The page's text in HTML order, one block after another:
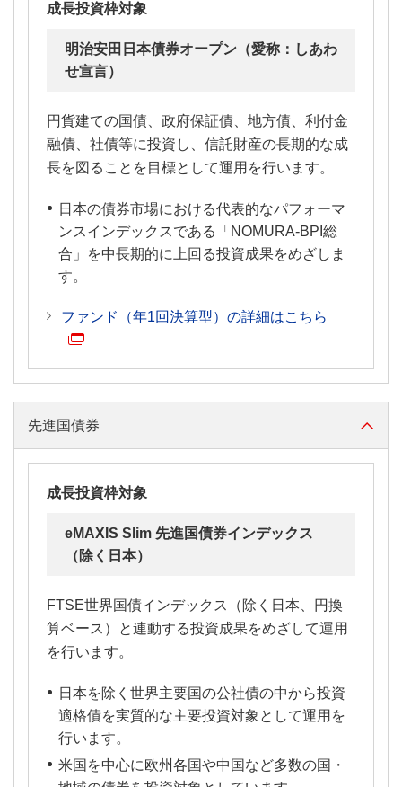
成長投資枠対象
明治安田日本債券オープン（愛称：しあわ
せ宣言）
円貨建ての国債、政府保証債、地方債、利付金
融債、社債等に投資し、信託財産の長期的な成
長を図ることを目標として運用を行います。
日本の債券市場における代表的なパフォーマ
ンスインデックスである「NOMURA-BPI総
合」を中長期的に上回る投資成果をめざしま
す。
ファンド（年1回決算型）の詳細はこちら
先進国債券
成長投資枠対象
eMAXIS Slim 先進国債券インデックス
（除く日本）
FTSE世界国債インデックス（除く日本、円換
算ベース）と連動する投資成果をめざして運用
を行います。
日本を除く世界主要国の公社債の中から投資
適格債を実質的な主要投資対象として運用を
行います。
米国を中心に欧州各国や中国など多数の国・